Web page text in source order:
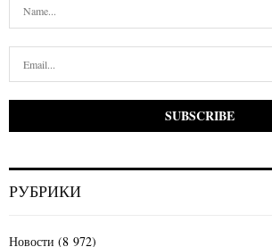
РУБРИКИ
Новости (8 972)